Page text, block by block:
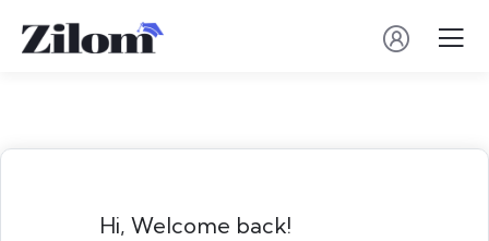
Hi, Welcome back!